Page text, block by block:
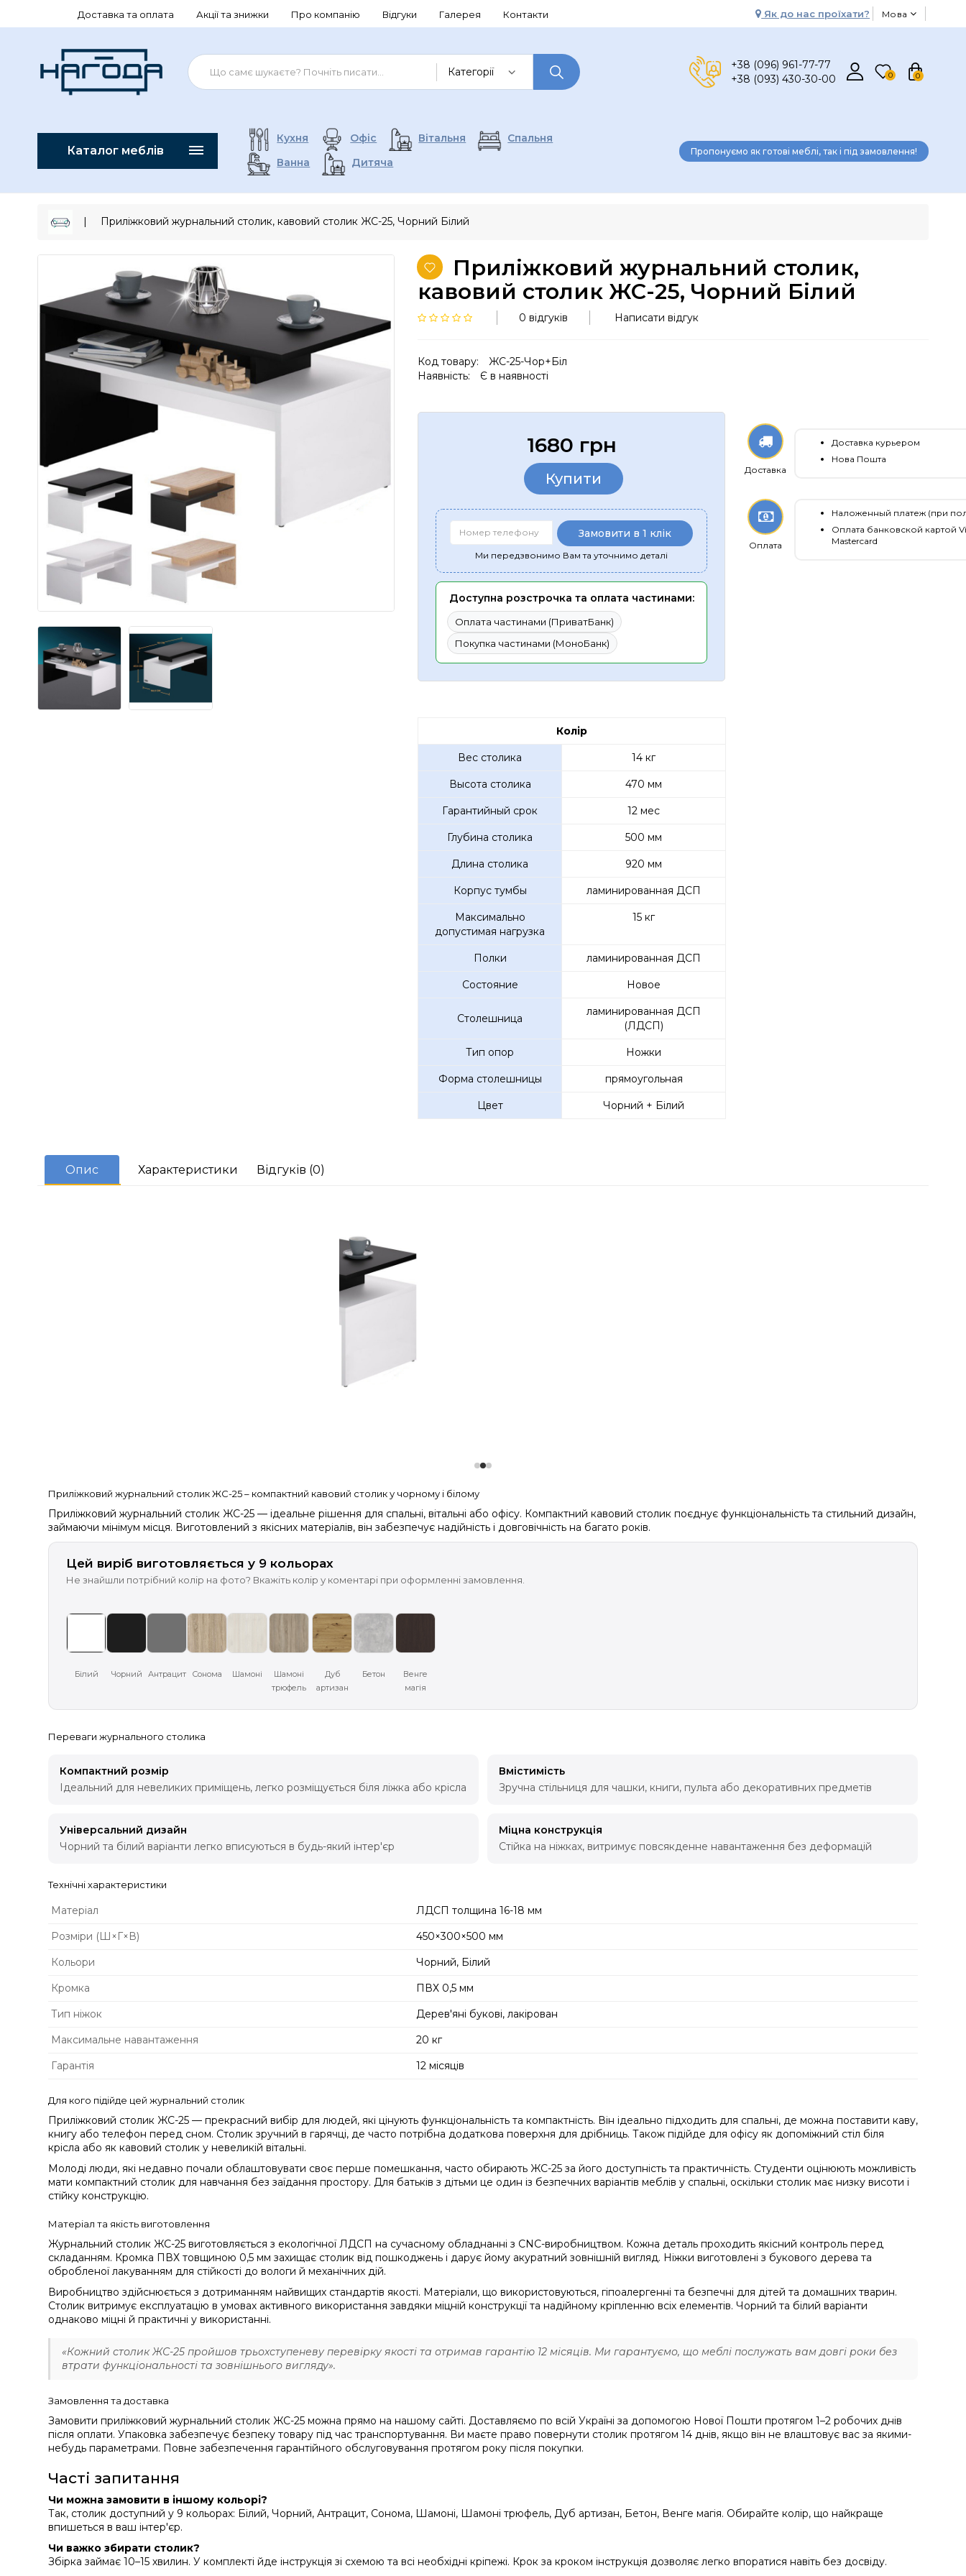
Доставка та оплата Акції та знижки Про компанію Відгуки Галерея Контакти Як до нас проїхати? Мова
+38 (096) 961-77-77
+38 (093) 430-30-00
0 0
Каталог меблів
Кухня Офіс Вітальня
Спальня
Ванна
Дитяча
Пропонуємо як готові меблі, так і під замовлення!
Приліжковий журнальний столик, кавовий столик ЖС-25, Чорний Білий
Приліжковий журнальний столик,
кавовий столик ЖС-25, Чорний Білий
0 відгуків Написати відгук
Код товару:
ЖС-25-Чор+Біл
Наявність:
Є в наявності
1680 грн
Купити
Замовити в 1 клік
Ми передзвонимо Вам та уточнимо деталі
Доступна розстрочка та оплата частинами:
Оплата частинами (ПриватБанк)
Покупка частинами (МоноБанк)
Доставка
Доставка курьером
Нова Пошта
Оплата
Наложенный платеж (при
Оплата банковской картой
Mastercard
Колір
Вес столика 14 кг
Высота столика 470 мм
Гарантийный срок 12 мес
Глубина столика 500 мм
Длина столика 920 мм
Корпус тумбы ламинированная ДСП
Максимально
допустимая нагрузка
15 кг
Полки ламинированная ДСП
Состояние Новое
Столешница
ламинированная ДСП
(ЛДСП)
Тип опор Ножки
Форма столешницы прямоугольная
Цвет Чорний + Білий
Опис Характеристики Відгуків (0)
Приліжковий журнальний столик ЖС-25 – компактний кавовий столик у чорному і білому
Приліжковий журнальний столик ЖС-25 — ідеальне рішення для спальні, вітальні або офісу. Компактний кавовий столик поєднує функціональність та стильний дизайн,
займаючи мінімум місця. Виготовлений з якісних матеріалів, він забезпечує надійність і довговічність на багато років.
Цей виріб виготовляється у 9 кольорах
Не знайшли потрібний колір на фото? Вкажіть колір у коментарі при оформленні замовлення.
Білий Чорний Антрацит Сонома Шамоні
Шамоні
трюфель
Дуб
артизан
Бетон
Венге
магія
Переваги журнального столика
Компактний розмір
Ідеальний для невеликих приміщень, легко розміщується біля ліжка або крісла
Вмістимість
Зручна стільниця для чашки, книги, пульта або декоративних предметів
Універсальний дизайн
Чорний та білий варіанти легко вписуються в будь-який інтер'єр
Міцна конструкція
Стійка на ніжках, витримує повсякденне навантаження без деформацій
Технічні характеристики
Матеріал
ЛДСП толщина 16-18 мм
Розміри (Ш×Г×В)
450×300×500 мм
Кольори
Чорний, Білий
Кромка
ПВХ 0,5 мм
Тип ніжок
Дерев'яні букові, лакірован
Максимальне навантаження
20 кг
Гарантія
12 місяців
Для кого підійде цей журнальний столик
Приліжковий столик ЖС-25 — прекрасний вибір для людей, які цінують функціональність та компактність. Він ідеально підходить для спальні, де можна поставити каву,
книгу або телефон перед сном. Столик зручний в гарячці, де часто потрібна додаткова поверхня для дрібниць. Також підійде для офісу як допоміжний стіл біля
крісла або як кавовий столик у невеликій вітальні.
Молоді люди, які недавно почали облаштовувати своє перше помешкання, часто обирають ЖС-25 за його доступність та практичність. Студенти оцінюють можливість
мати компактний столик для навчання без заїдання простору. Для батьків з дітьми це один із безпечних варіантів меблів у спальні, оскільки столик має низку висоти і
стійку конструкцію.
Матеріал та якість виготовлення
Журнальний столик ЖС-25 виготовляється з екологічної ЛДСП на сучасному обладнанні з CNC-виробництвом. Кожна деталь проходить якісний контроль перед
складанням. Кромка ПВХ товщиною 0,5 мм захищає столик від пошкоджень і дарує йому акуратний зовнішній вигляд. Ніжки виготовлені з букового дерева та
обробленої лакуванням для стійкості до вологи й механічних дій.
Виробництво здійснюється з дотриманням найвищих стандартів якості. Матеріали, що використовуються, гіпоалергенні та безпечні для дітей та домашних тварин.
Столик витримує експлуатацію в умовах активного використання завдяки міцній конструкції та надійному кріпленню всіх елементів. Чорний та білий варіанти
однаково міцні й практичні у використанні.
«Кожний столик ЖС-25 пройшов трьохступеневу перевірку якості та отримав гарантію 12 місяців. Ми гарантуємо, що меблі послужать вам довгі роки без
втрати функціональності та зовнішнього вигляду».
Замовлення та доставка
Замовити приліжковий журнальний столик ЖС-25 можна прямо на нашому сайті. Доставляємо по всій Україні за допомогою Нової Пошти протягом 1–2 робочих днів
після оплати. Упаковка забезпечує безпеку товару під час транспортування. Ви маєте право повернути столик протягом 14 днів, якщо він не влаштовує вас за якими-
небудь параметрами. Повне забезпечення гарантійного обслуговування протягом року після покупки.
Часті запитання
Чи можна замовити в іншому кольорі?
Так, столик доступний у 9 кольорах: Білий, Чорний, Антрацит, Сонома, Шамоні, Шамоні трюфель, Дуб артизан, Бетон, Венге магія. Обирайте колір, що найкраще
впишеться в ваш інтер'єр.
Чи важко збирати столик?
Збірка займає 10–15 хвилин. У комплекті йде інструкція зі схемою та всі необхідні кріпежі. Крок за кроком інструкція дозволяє легко впоратися навіть без досвіду.